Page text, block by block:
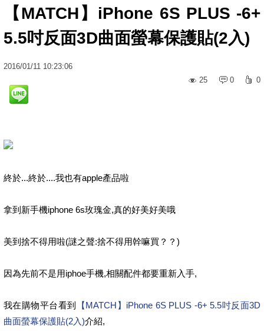
【MATCH】iPhone 6S PLUS -6+
5.5吋反面3D曲面螢幕保護貼(2入)
2016/01/11 10:23:06
25
0 0
終於...終於....我也有apple產品啦
拿到新手機iphone 6s玫瑰金,真的好美好美哦
美到捨不得用啦(謎之聲:捨不得用幹嘛買？？)
因為先前不是用iphoe手機,相關配件都要重新入手,
我在購物平台看到
【MATCH】iPhone 6S PLUS -6+ 5.5吋反面3D
曲面螢幕保護貼(2入)介紹,